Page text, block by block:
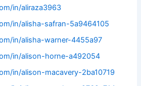
in/aliraza3963
in/alisha-safran-5a9464105
in/alisha-warner-4455a97
in/alison-horne-a492054
in/alison-macavery-2ba10719